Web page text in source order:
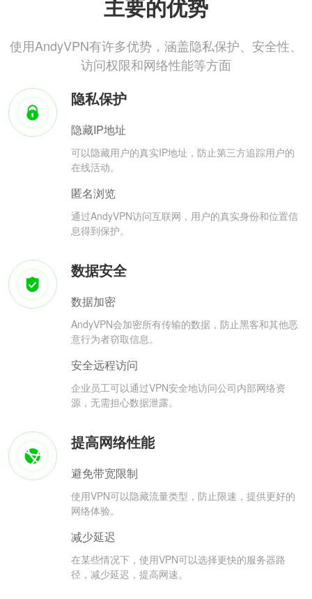
主要的优势
使用AndyVPN有许多优势，涵盖隐私保护、安全性、
访问权限和网络性能等方面
隐私保护
隐藏IP地址
可以隐藏用户的真实IP地址，防止第三方追踪用户的
在线活动。
匿名浏览
通过AndyVPN访问互联网，用户的真实身份和位置信
息得到保护。
数据安全
数据加密
AndyVPN会加密所有传输的数据，防止黑客和其他恶
意行为者窃取信息。
安全远程访问
企业员工可以通过VPN安全地访问公司内部网络资
源，无需担心数据泄露。
提高网络性能
避免带宽限制
使用VPN可以隐藏流量类型，防止限速，提供更好的
网络体验。
减少延迟
在某些情况下，使用VPN可以选择更快的服务器路
径，减少延迟，提高网速。